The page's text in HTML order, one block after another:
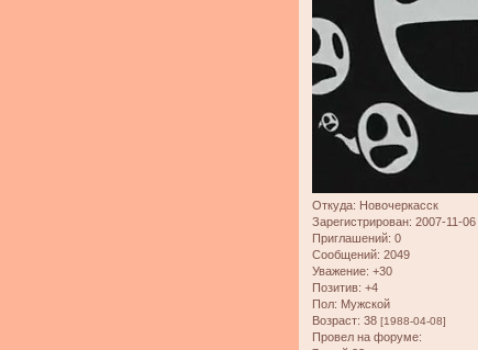
Откуда: Новочеркасск
Зарегистрирован: 2007-11-06
Приглашений: 0
Сообщений: 2049
Уважение: +30
Позитив: +4
Пол: Мужской
Возраст: 38 [1988-04-08]
Провел на форуме: